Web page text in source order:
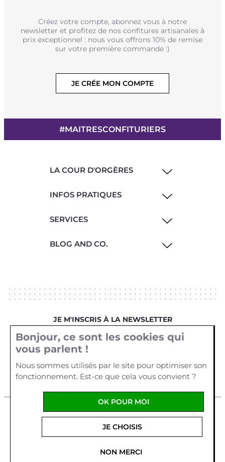
Créez votre compte, abonnez vous à notre
newsletter et profitez de nos confitures artisanales à
prix exceptionnel : nous vous offrons 10% de remise
sur votre première commande :)
JE CRÉE MON COMPTE
#MAITRESCONFITURIERS
LA COUR D'ORGÈRES
INFOS PRATIQUES
SERVICES
BLOG AND CO.
JE M'INSCRIS À LA NEWSLETTER
Votre email
Mentions légales Cookies
Crédits
1 allée Véga Parc d'Activités Plein
56170 QUIBERON-France Tel :02 97 29 55 62
Fabriqué en France
Bonjour, ce sont les cookies qui
vous parlent !
Nous sommes utilisés par le site pour optimiser son
fonctionnement. Est-ce que cela vous convient ?
NON MERCI
JE CHOISIS
OK POUR MOI